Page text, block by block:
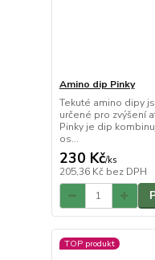
Amino dip Pinky
Tekuté amino dipy
určené pro zvýšení
Pinky je dip
os...
230 Kč/ks
205,36 Kč bez DPH
TOP produkt